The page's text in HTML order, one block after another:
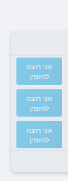
אני רוצה
להזמין
אני רוצה
להזמין
אני רוצה
להזמין